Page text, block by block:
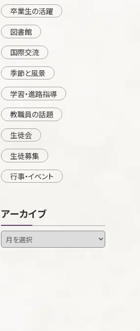
卒業生の活躍
図書館
国際交流
季節と風景
学習・進路指導
教職員の話題
生徒会
生徒募集
行事・イベント
アーカイブ